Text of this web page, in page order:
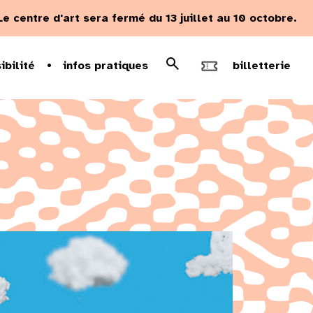
centre d'art sera fermé du 13 juillet au 10 octobre.
infos pratiques Recherche
Rechercher billetterie